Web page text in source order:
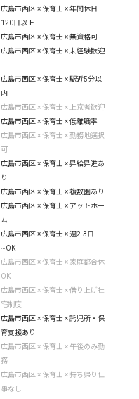
広島市西区 × 保育士 × 年間休日
120日以上
広島市西区 × 保育士 × 無資格可
広島市西区 × 保育士 × 未経験歓迎
広島市西区 × 保育士 × 駅近5分以
内
広島市西区 × 保育士 × 上京者歓迎
広島市西区 × 保育士 × 低離職率
広島市西区 × 保育士 × 勤務地選択
可
広島市西区 × 保育士 × 昇給昇進あ
り
広島市西区 × 保育士 × 複数園あり
広島市西区 × 保育士 × アットホー
ム
広島市西区 × 保育士 × 週2.3日
~OK
広島市西区 × 保育士 × 家庭都合休
OK
広島市西区 × 保育士 × 借り上げ社
宅制度
広島市西区 × 保育士 × 託児所・保
育支援あり
広島市西区 × 保育士 × 午後のみ勤
務
広島市西区 × 保育士 × 持ち帰り仕
事なし